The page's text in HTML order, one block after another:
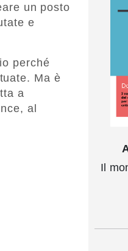
un posto
e
perché
Ma è
a
al
Il